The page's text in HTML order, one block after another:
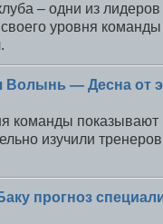
– одни из лидеров
уровня
Волынь — Десна от
команды показывают
изучили
прогноз